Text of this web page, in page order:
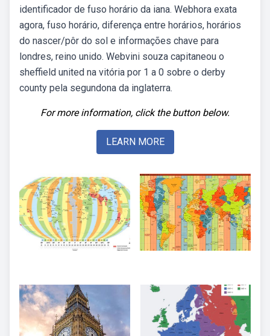
identificador de fuso horário da iana. Webhora exata
agora, fuso horário, diferença entre horários, horários
do nascer/pôr do sol e informações chave para
londres, reino unido. Webvini souza capitaneou o
sheffield united na vitória por 1 a 0 sobre o derby
county pela segundona da inglaterra.
For more information, click the button below.
LEARN MORE